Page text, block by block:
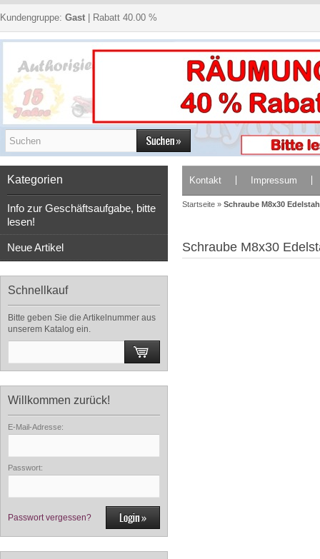
Kundengruppe: Gast | Rabatt 40.00 %
Kategorien
Info zur Geschäftsaufgabe, bitte
lesen!
Neue Artikel
Schnellkauf
Bitte geben Sie die Artikelnummer aus
unserem Katalog ein.
Willkommen zurück!
E-Mail-Adresse:
Passwort:
Passwort vergessen?
Kontakt Impressum
Startseite » Schraube M8x30
Schraube M8x30